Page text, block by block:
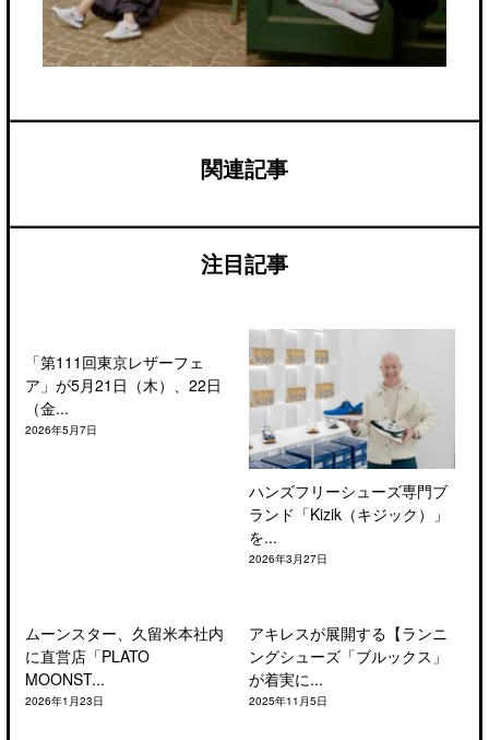
関連記事
注目記事
「第111回東京レザーフェ
ア」が5月21日（木）、22日
（金...
2026年5月7日
ハンズフリーシューズ専門ブ
ランド「Kizik（キジック）」
を...
2026年3月27日
ムーンスター、久留米本社内
に直営店「PLATO
MOONST...
2026年1月23日
アキレスが展開する【ランニ
ングシューズ「ブルックス」
が着実に...
2025年11月5日